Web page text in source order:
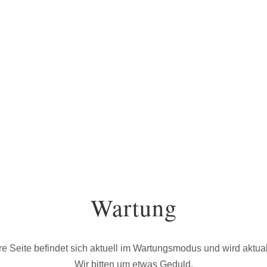
Wartung
Seite befindet sich aktuell im Wartungsmodus und wird
Wir bitten um etwas Geduld.